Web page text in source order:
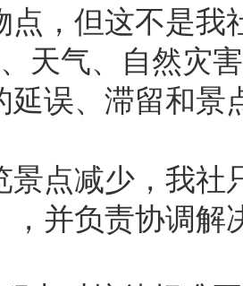
点，但这不是我
天气、自然灾
延误、滞留和
景点减少，我社
，并负责协调解